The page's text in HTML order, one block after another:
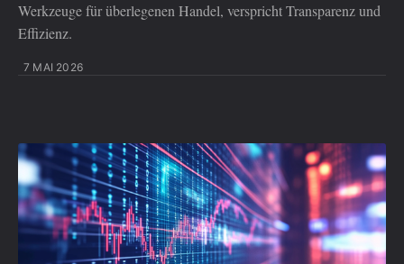
Werkzeuge für überlegenen Handel, verspricht Transparenz und
Effizienz.
7 MAI 2026